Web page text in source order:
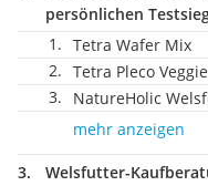
persönlichen
Tetra Wafer Mix
Tetra Pleco
NatureHolic
mehr anzeigen
Welsfutter-